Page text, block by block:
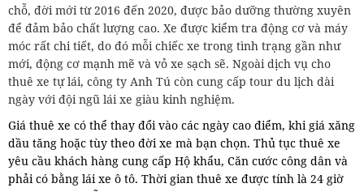
chỗ, đời mới từ 2016 đến 2020, được bảo dưỡng thường xuyên
để đảm bảo chất lượng cao. Xe được kiểm tra động cơ và máy
móc rất chi tiết, do đó mỗi chiếc xe trong tình trạng gần như
mới, động cơ mạnh mẽ và vỏ xe sạch sẽ. Ngoài dịch vụ cho
thuê xe tự lái, công ty Anh Tú còn cung cấp tour du lịch dài
ngày với đội ngũ lái xe giàu kinh nghiệm.
Giá thuê xe có thể thay đổi vào các ngày cao điểm, khi giá xăng
dầu tăng hoặc tùy theo đời xe mà bạn chọn. Thủ tục thuê xe
yêu cầu khách hàng cung cấp Hộ khẩu, Căn cước công dân và
phải có bằng lái xe ô tô. Thời gian thuê xe được tính là 24 giờ